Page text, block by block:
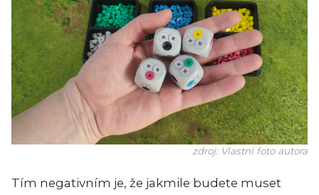
zdroj: Vlastní foto autora
Tím negativním je, že jakmile budete muset